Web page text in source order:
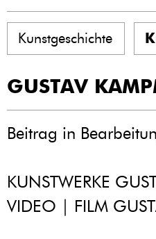
Kunstgeschichte
GUSTAV
Beitrag in
KUNSTWERKE
VIDEO | FILM